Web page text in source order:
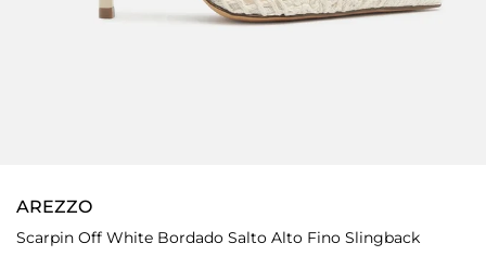
AREZZO
Scarpin Off White Bordado Salto Alto Fino Slingback